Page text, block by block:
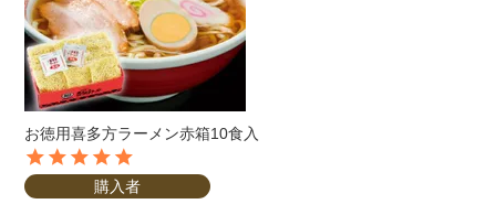
お徳用喜多方ラーメン赤箱10食入
購入者